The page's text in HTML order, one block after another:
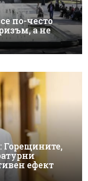
по-често
а не
Горещините,
ефект